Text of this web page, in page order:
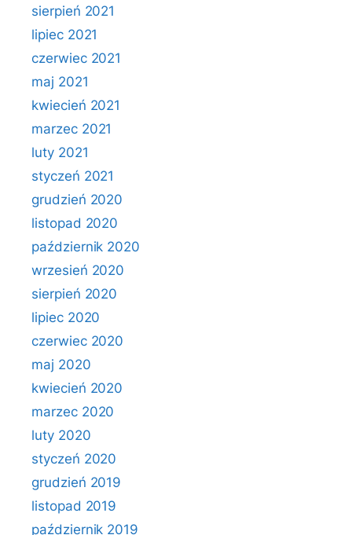
sierpień 2021
lipiec 2021
czerwiec 2021
maj 2021
kwiecień 2021
marzec 2021
luty 2021
styczeń 2021
grudzień 2020
listopad 2020
październik 2020
wrzesień 2020
sierpień 2020
lipiec 2020
czerwiec 2020
maj 2020
kwiecień 2020
marzec 2020
luty 2020
styczeń 2020
grudzień 2019
listopad 2019
październik 2019